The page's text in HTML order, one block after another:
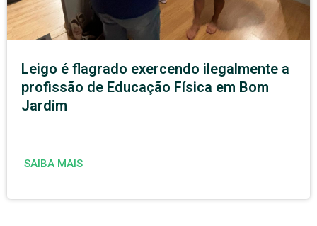
Leigo é flagrado exercendo ilegalmente a
profissão de Educação Física em Bom
Jardim
SAIBA MAIS